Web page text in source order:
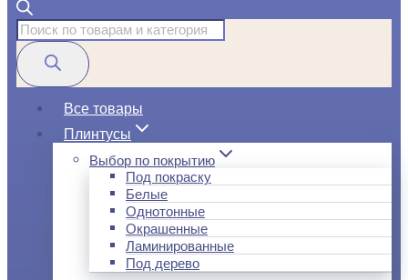
Поиск
товаров
Все товары
Плинтусы
Выбор по покрытию
Под покраску
Белые
Однотонные
Окрашенные
Ламинированные
Под дерево